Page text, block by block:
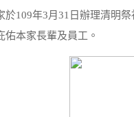
於109年3月31日辦理清明
佑本家長輩及員工。